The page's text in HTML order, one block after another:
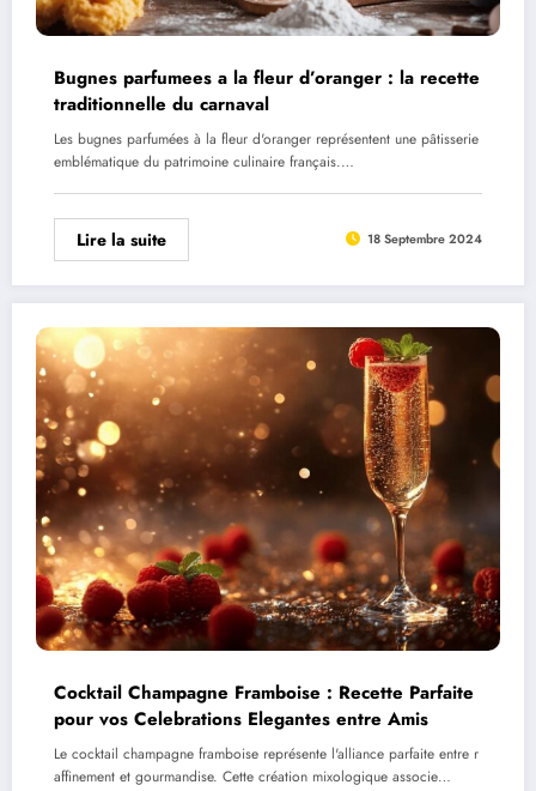
Bugnes parfumees a la fleur d’oranger : la recette
traditionnelle du carnaval
Les bugnes parfumées à la fleur d'oranger représentent une pâtisserie
emblématique du patrimoine culinaire français.…
Lire la suite 18 Septembre 2024
Cocktail Champagne Framboise : Recette Parfaite
pour vos Celebrations Elegantes entre Amis
Le cocktail champagne framboise représente l'alliance parfaite entre r
affinement et gourmandise. Cette création mixologique associe…